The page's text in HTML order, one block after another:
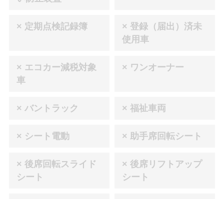
× 定期点検記録簿
× 登録（届出）済未
使用車
× エコカー減税対象
車
× ワンオーナー
× バントラック × 福祉車両
× シート電動 × 助手席回転シート
× 後席回転スライド
シート
× 後席リフトアップ
シート